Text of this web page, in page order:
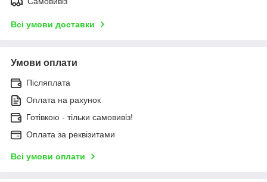
Всі умови доставки
Умови оплати
Післяплата
Оплата на рахунок
Готівкою - тільки самовивіз!
Оплата за реквізитами
Всі умови оплати